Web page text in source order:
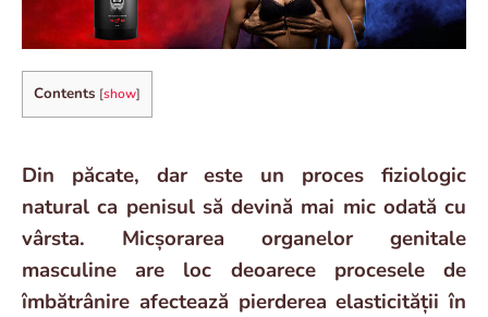
Contents [show]
Din păcate, dar este un proces fiziologic
natural ca penisul să devină mai mic odată cu
vârsta. Micșorarea organelor genitale
masculine are loc deoarece procesele de
îmbătrânire afectează pierderea elasticității în